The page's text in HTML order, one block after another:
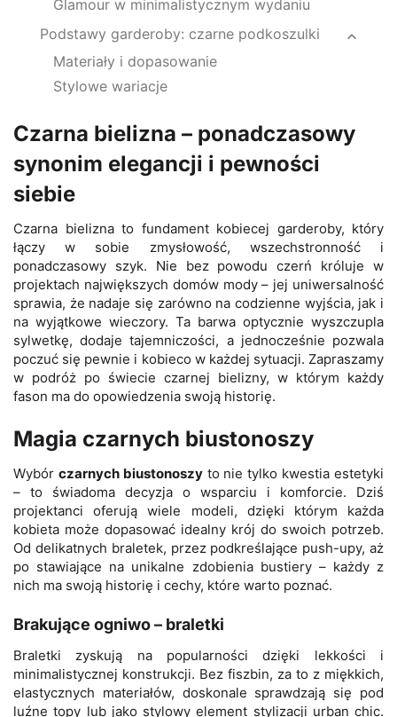
Glamour w minimalistycznym wydaniu
Podstawy garderoby: czarne podkoszulki
Materiały i dopasowanie
Stylowe wariacje
Czarna bielizna – ponadczasowy
synonim elegancji i pewności
siebie
Czarna bielizna to fundament kobiecej garderoby, który
łączy w sobie zmysłowość, wszechstronność i
ponadczasowy szyk. Nie bez powodu czerń króluje w
projektach największych domów mody – jej uniwersalność
sprawia, że nadaje się zarówno na codzienne wyjścia, jak i
na wyjątkowe wieczory. Ta barwa optycznie wyszczupla
sylwetkę, dodaje tajemniczości, a jednocześnie pozwala
poczuć się pewnie i kobieco w każdej sytuacji. Zapraszamy
w podróż po świecie czarnej bielizny, w którym każdy
fason ma do opowiedzenia swoją historię.
Magia czarnych biustonoszy
Wybór czarnych biustonoszyto nie tylko kwestia estetyki
– to świadoma decyzja o wsparciu i komforcie. Dziś
projektanci oferują wiele modeli, dzięki którym każda
kobieta może dopasować idealny krój do swoich potrzeb.
Od delikatnych braletek, przez podkreślające push-upy, aż
po stawia­jące na unikalne zdobienia bustiery – każdy z
nich ma swoją historię i cechy, które warto poznać.
Brakujące ogniwo – braletki
Braletki zyskują na popularności dzięki lekkości i
minimalistycznej konstrukcji. Bez fiszbin, za to z miękkich,
elastycznych materiałów, doskonale sprawdzają się pod
luźne topy lub jako stylowy element stylizacji urban chic.